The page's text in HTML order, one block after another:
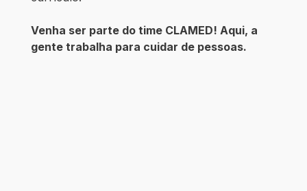
Venha ser parte do time CLAMED! Aqui, a
gente trabalha para cuidar de pessoas.